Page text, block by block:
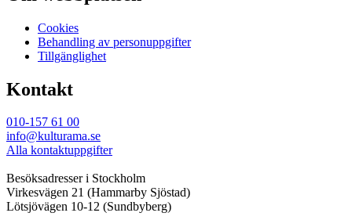
Cookies
Behandling av personuppgifter
Tillgänglighet
Kontakt
010-157 61 00
info@kulturama.se
Alla kontaktuppgifter
Besöksadresser i Stockholm
Virkesvägen 21 (Hammarby Sjöstad)
Lötsjövägen 10-12 (Sundbyberg)